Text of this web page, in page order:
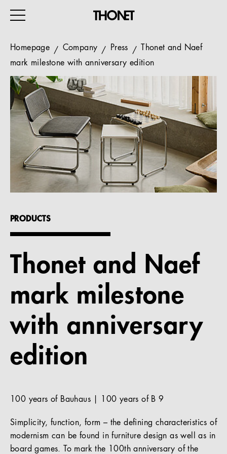
WORK
HOME
EVENTS
HOSPITALITY
ALL PRODUCTS
Magazine
Services
Company
EN
Homepage Company Press
Thonet and Naef
mark milestone with anniversary edition
PRODUCTS
Thonet and Naef
mark milestone
with anniversary
edition
100 years of Bauhaus | 100 years of B 9
Simplicity, function, form – the defining characteristics of
modernism can be found in furniture design as well as in
board games. To mark the 100th anniversary of the